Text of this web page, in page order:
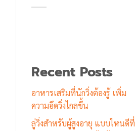
Recent Posts
อาหารเสริมที่นักวิ่งต้องรู้ เพิ่ม
ความอึดวิ่งไกลขึ้น
ลู่วิ่งสำหรับผู้สูงอายุ แบบไหนดีที่